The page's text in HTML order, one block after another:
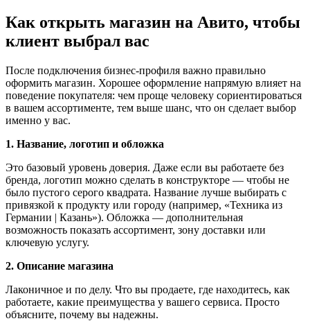
Как открыть магазин на Авито, чтобы
клиент выбрал вас
После подключения бизнес-профиля важно правильно
оформить магазин. Хорошее оформление напрямую влияет на
поведение покупателя: чем проще человеку сориентироваться
в вашем ассортименте, тем выше шанс, что он сделает выбор
именно у вас.
1. Название, логотип и обложка
Это базовый уровень доверия. Даже если вы работаете без
бренда, логотип можно сделать в конструкторе — чтобы не
было пустого серого квадрата. Название лучше выбирать с
привязкой к продукту или городу (например, «Техника из
Германии | Казань»). Обложка — дополнительная
возможность показать ассортимент, зону доставки или
ключевую услугу.
2. Описание магазина
Лаконичное и по делу. Что вы продаете, где находитесь, как
работаете, какие преимущества у вашего сервиса. Просто
объясните, почему вы надежны.